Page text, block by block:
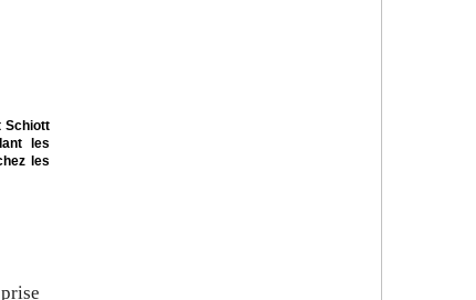
Schiott
les
les